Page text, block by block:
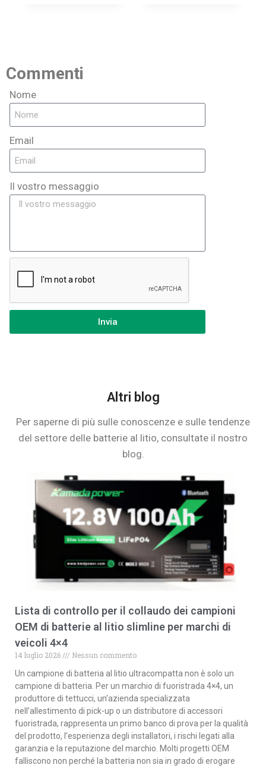
Commenti
Nome
Email
Il vostro messaggio
Invia
Altri blog
Per saperne di più sulle conoscenze e sulle tendenze
del settore delle batterie al litio, consultate il nostro
blog.
Lista di controllo per il collaudo dei campioni
OEM di batterie al litio slimline per marchi di
veicoli 4×4
14 luglio 2026
Nessun commento
Un campione di batteria al litio ultracompatta non è solo un
campione di batteria. Per un marchio di fuoristrada 4×4, un
produttore di tettucci, un’azienda specializzata
nell’allestimento di pick-up o un distributore di accessori
fuoristrada, rappresenta un primo banco di prova per la qualità
del prodotto, l’esperienza degli installatori, i rischi legati alla
garanzia e la reputazione del marchio. Molti progetti OEM
falliscono non perché la batteria non sia in grado di erogare